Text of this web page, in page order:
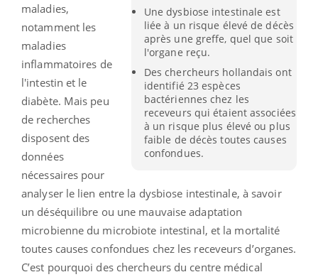
Une dysbiose intestinale est
liée à un risque élevé de décès
après une greffe, quel que soit
l'organe reçu.
Des chercheurs hollandais ont
identifié 23 espèces
bactériennes chez les
receveurs qui étaient associées
à un risque plus élevé ou plus
faible de décès toutes causes
confondues.
maladies,
notamment les
maladies
inflammatoires de
l'intestin et le
diabète. Mais peu
de recherches
disposent des
données
nécessaires pour
analyser le lien entre la dysbiose intestinale, à savoir
un déséquilibre ou une mauvaise adaptation
microbienne du microbiote intestinal, et la mortalité
toutes causes confondues chez les receveurs d’organes.
C’est pourquoi des chercheurs du centre médical